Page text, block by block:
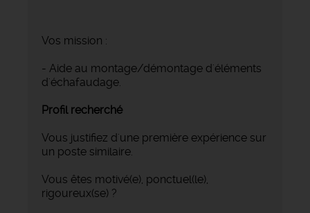
Vos mission :
- Aide au montage/démontage d'éléments
d'échafaudage.
Profil recherché
Vous justifiez d'une première expérience sur
un poste similaire.
Vous êtes motivé(e), ponctuel(le),
rigoureux(se) ?